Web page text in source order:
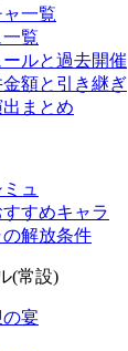
一覧
覧
ルと過去開催
額と引き継ぎ
まとめ
ュ
すめキャラ
解放条件
(常設)
の宴